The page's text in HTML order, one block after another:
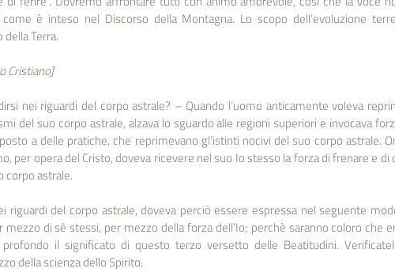
è inteso nel Discorso della Montagna. Lo scopo dell’evoluzione
Terra.
Cristiano]
nei riguardi del corpo astrale? – Quando l’uomo anticamente voleva
del suo corpo astrale, alzava lo sguardo alle regioni superiori e invocava
a delle pratiche, che reprimevano gl’istinti nocivi del suo corpo astrale.
per opera del Cristo, doveva ricevere nel suo Io stesso la forza di frenare e di
corpo astrale.
riguardi del corpo astrale, doveva perciò essere espressa nel seguente
di sè stessi, per mezzo della forza dell’Io; perchè saranno coloro che
il significato di questo terzo versetto delle Beatitudini.
della scienza dello Spirito.